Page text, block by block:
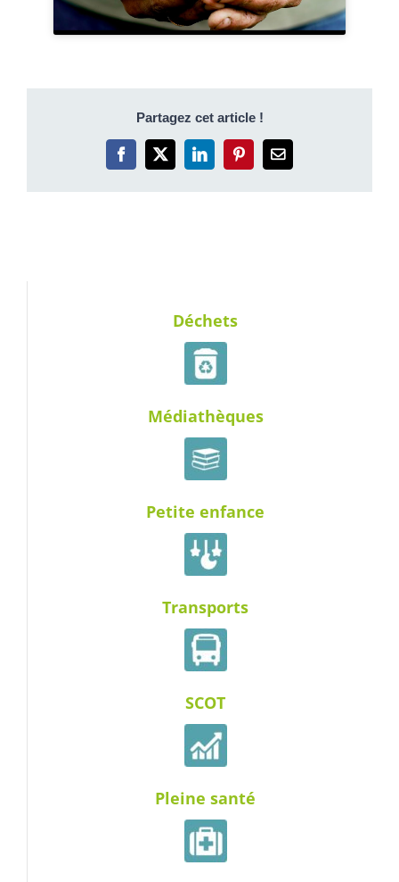
Partagez cet article !
Facebook
X LinkedInPinterestEmail
Déchets
Médiathèques
Petite enfance
Transports
SCOT
Pleine santé